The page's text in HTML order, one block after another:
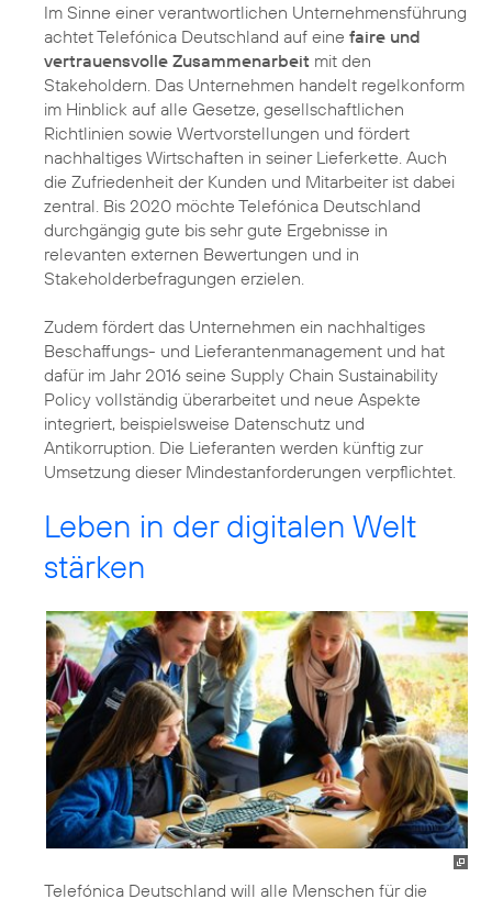
Im Sinne einer verantwortlichen Unternehmensführung
achtet Telefónica Deutschland auf eine faire und
vertrauensvolle Zusammenarbeit mit den
Stakeholdern. Das Unternehmen handelt regelkonform
im Hinblick auf alle Gesetze, gesellschaftlichen
Richtlinien sowie Wertvorstellungen und fördert
nachhaltiges Wirtschaften in seiner Lieferkette . Auch
die Zufriedenheit der Kunden und Mitarbeiter ist dabei
zentral. Bis 2020 möchte Telefónica Deutschland
durchgängig gute bis sehr gute Ergebnisse in
relevanten externen Bewertungen und in
Stakeholderbefragungen erzielen.
Zudem fördert das Unternehmen ein nachhaltiges
Beschaffungs- und Lieferantenmanagement und hat
dafür im Jahr 2016 seine Supply Chain Sustainability
Policy vollständig überarbeitet und neue Aspekte
integriert, beispielsweise Datenschutz und
Antikorruption. Die Lieferanten werden künftig zur
Umsetzung dieser Mindestanforderungen verpflichtet.
Leben in der digitalen Welt
stärken
Telefónica Deutschland will alle Menschen für die